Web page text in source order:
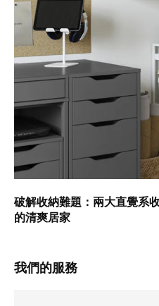
破解收納難題：兩大直覺系
的清爽居家
我們的服務